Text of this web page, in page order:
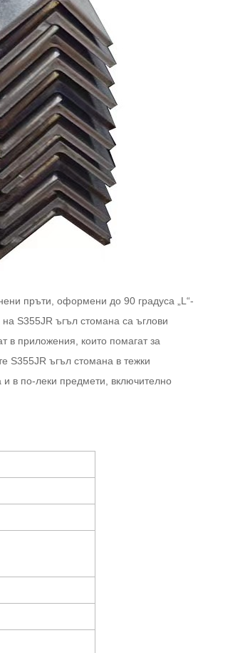
пръти, оформени до 90 градуса „L“-
S355JR ъгъл стомана са ъглови
в приложения, които помагат за
S355JR ъгъл стомана в тежки
и в по-леки предмети, включително